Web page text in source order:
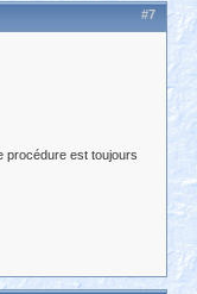
#7
procédure est toujours